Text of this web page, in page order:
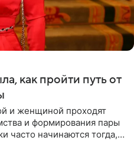
как пройти путь от
и женщиной проходят
и формирования пары
часто начинаются тогда,